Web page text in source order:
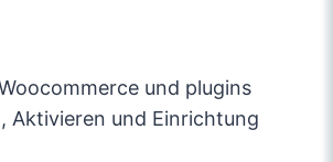
und plugins
Aktivieren und Einrichtung